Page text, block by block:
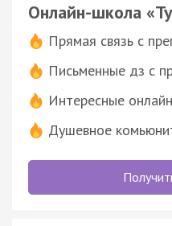
Онлайн-школа
Прямая связь с
Письменные дз с
Интересные
Душевное